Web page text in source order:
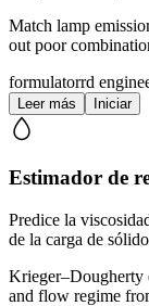
Match lamp
out poor
formulatorrd
Leer más Iniciar
Estimador de
Predice la
de la carga de
Krieger–Dougherty
and flow regime